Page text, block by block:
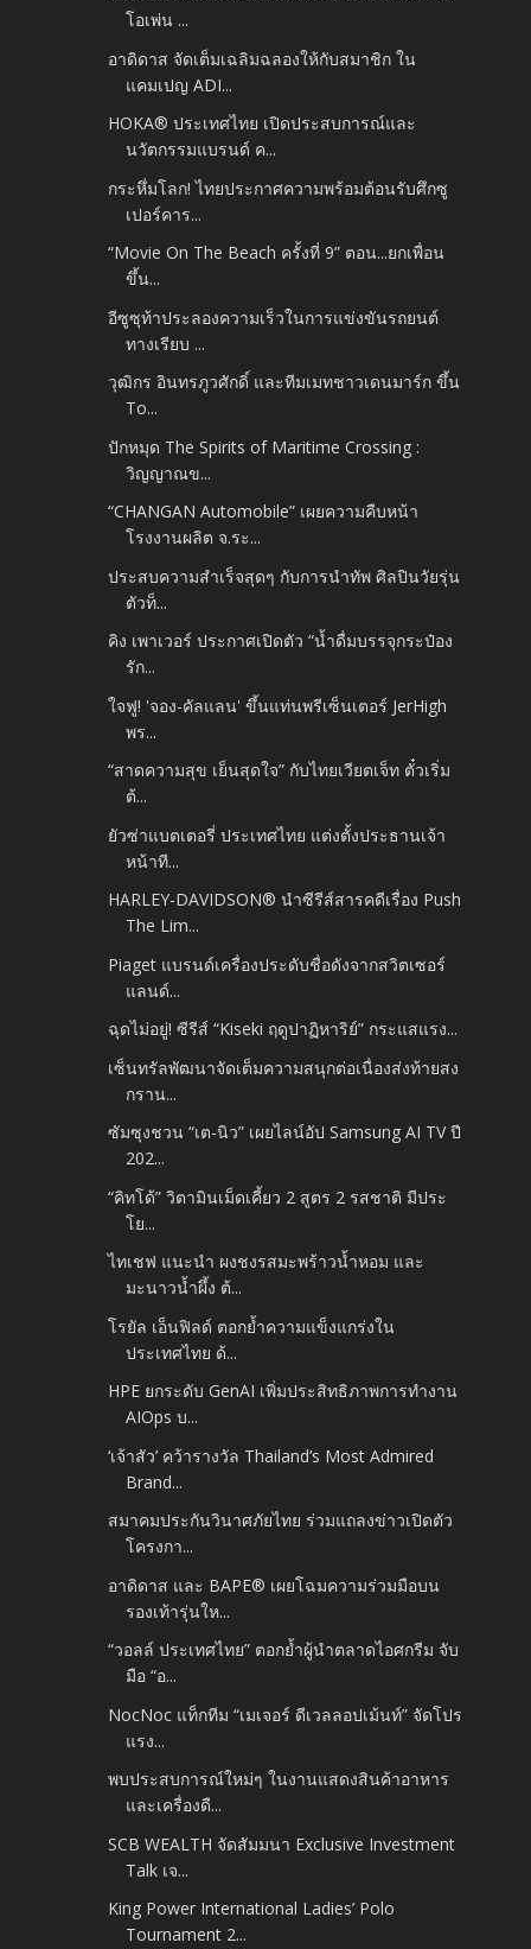
โอเพ่น ...
อาดิดาส จัดเต็มเฉลิมฉลองให้กับสมาชิก ใน
แคมเปญ ADI...
HOKA® ประเทศไทย เปิดประสบการณ์และ
นวัตกรรมแบรนด์ ค...
กระหึ่มโลก! ไทยประกาศความพร้อมต้อนรับศึกซู
เปอร์คาร...
“Movie On The Beach ครั้งที่ 9” ตอน...ยกเพื่อน
ขึ้น...
อีซูซุท้าประลองความเร็วในการแข่งขันรถยนต์
ทางเรียบ ...
วุฒิกร อินทรภูวศักดิ์ และทีมเมทชาวเดนมาร์ก ขึ้น
To...
ปักหมุด The Spirits of Maritime Crossing :
วิญญาณข...
“CHANGAN Automobile” เผยความคืบหน้า
โรงงานผลิต จ.ระ...
ประสบความสำเร็จสุดๆ กับการนำทัพ ศิลปินวัยรุ่น
ตัวท็...
คิง เพาเวอร์ ประกาศเปิดตัว “น้ำดื่มบรรจุกระป๋อง
รัก...
ใจฟู! 'จอง-คัลแลน' ขึ้นแท่นพรีเซ็นเตอร์ JerHigh
พร...
“สาดความสุข เย็นสุดใจ” กับไทยเวียตเจ็ท ตั๋วเริ่ม
ต้...
ยัวซ่าแบตเตอรี่ ประเทศไทย แต่งตั้งประธานเจ้า
หน้าที...
HARLEY-DAVIDSON® นำซีรีส์สารคดีเรื่อง Push
The Lim...
Piaget แบรนด์เครื่องประดับชื่อดังจากสวิตเซอร์
แลนด์...
ฉุดไม่อยู่! ซีรีส์ “Kiseki ฤดูปาฏิหาริย์” กระแสแรง...
เซ็นทรัลพัฒนาจัดเต็มความสนุกต่อเนื่องส่งท้ายสง
กราน...
ซัมซุงชวน “เต-นิว” เผยไลน์อัป Samsung AI TV ปี
202...
“คิทโด้” วิตามินเม็ดเคี้ยว 2 สูตร 2 รสชาติ มีประ
โย...
ไทเชฟ แนะนำ ผงชงรสมะพร้าวน้ำหอม และ
มะนาวน้ำผึ้ง ต้...
โรยัล เอ็นฟิลด์ ตอกย้ำความแข็งแกร่งใน
ประเทศไทย ด้...
HPE ยกระดับ GenAI เพิ่มประสิทธิภาพการทำงาน
AIOps บ...
‘เจ้าสัว’ คว้ารางวัล Thailand’s Most Admired
Brand...
สมาคมประกันวินาศภัยไทย ร่วมแถลงข่าวเปิดตัว
โครงกา...
อาดิดาส และ BAPE® เผยโฉมความร่วมมือบน
รองเท้ารุ่นให...
“วอลล์ ประเทศไทย” ตอกย้ำผู้นำตลาดไอศกรีม จับ
มือ “อ...
NocNoc แท็กทีม “เมเจอร์ ดีเวลลอปเม้นท์” จัดโปร
แรง...
พบประสบการณ์ใหม่ๆ ในงานแสดงสินค้าอาหาร
และเครื่องดื...
SCB WEALTH จัดสัมมนา Exclusive Investment
Talk เจ...
King Power International Ladies’ Polo
Tournament 2...